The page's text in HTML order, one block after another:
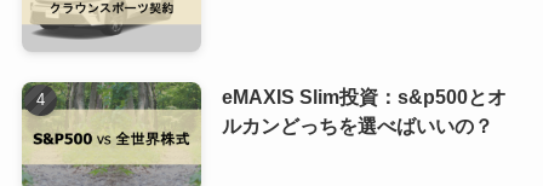
eMAXIS Slim投資：s&p500とオ
ルカンどっちを選べばいいの？